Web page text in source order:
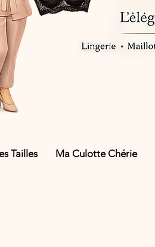
Tailles Ma Culotte Chérie